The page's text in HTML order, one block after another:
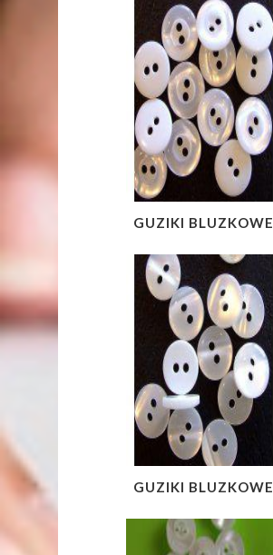
GUZIKI BLUZKOWE
GUZIKI BLUZKOWE